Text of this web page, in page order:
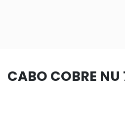
CABO COBRE